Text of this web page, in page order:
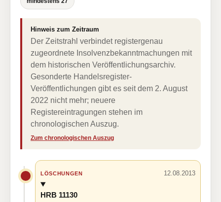
Hinweis zum Zeitraum
Der Zeitstrahl verbindet registergenau
zugeordnete Insolvenzbekanntmachungen mit
dem historischen Veröffentlichungsarchiv.
Gesonderte Handelsregister-
Veröffentlichungen gibt es seit dem 2. August
2022 nicht mehr; neuere
Registereintragungen stehen im
chronologischen Auszug.
Zum chronologischen Auszug
LÖSCHUNGEN 12.08.2013
HRB 11130